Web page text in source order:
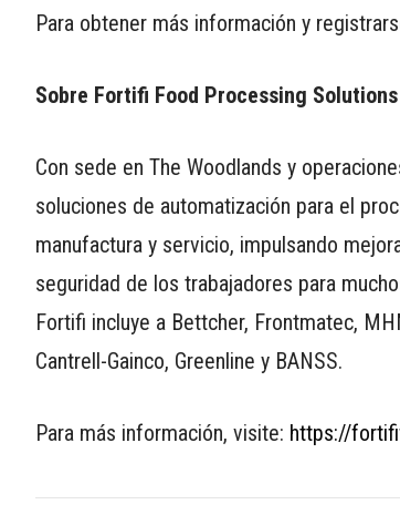
Para obtener más información y
Sobre Fortifi Food Processing Solutions
Con sede en The Woodlands y
soluciones de automatización para el
manufactura y servicio, impulsando
seguridad de los trabajadores para
Fortifi incluye a Bettcher, Frontmatec,
Cantrell-Gainco, Greenline y BANSS.
Para más información, visite: https://